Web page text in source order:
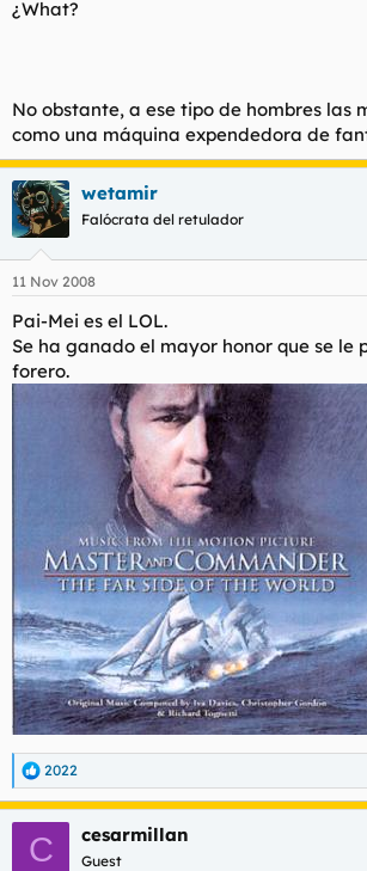
¿What?
No obstante, a ese tipo de hombres las
como una máquina expendedora de
wetamir
Falócrata del retulador
11 Nov 2008
Pai-Mei es el LOL.
Se ha ganado el mayor honor que se le
forero.
R
e
a
2022
C cesarmillan
Guest